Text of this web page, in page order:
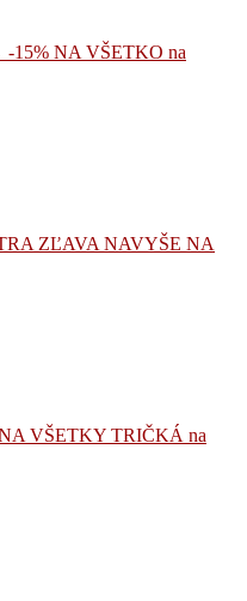
NA VŠETKO na
ZĽAVA NAVYŠE NA
VŠETKY TRIČKÁ na